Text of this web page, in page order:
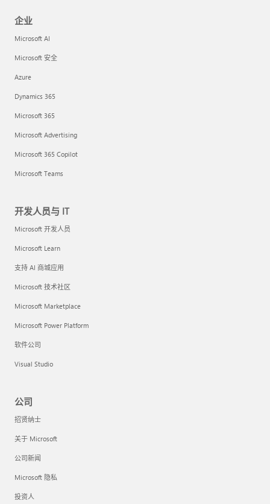
企业
Microsoft AI
Microsoft 安全
Azure
Dynamics 365
Microsoft 365
Microsoft Advertising
Microsoft 365 Copilot
Microsoft Teams
开发人员与 IT
Microsoft 开发人员
Microsoft Learn
支持 AI 商城应用
Microsoft 技术社区
Microsoft Marketplace
Microsoft Power Platform
软件公司
Visual Studio
公司
招贤纳士
关于 Microsoft
公司新闻
Microsoft 隐私
投资人